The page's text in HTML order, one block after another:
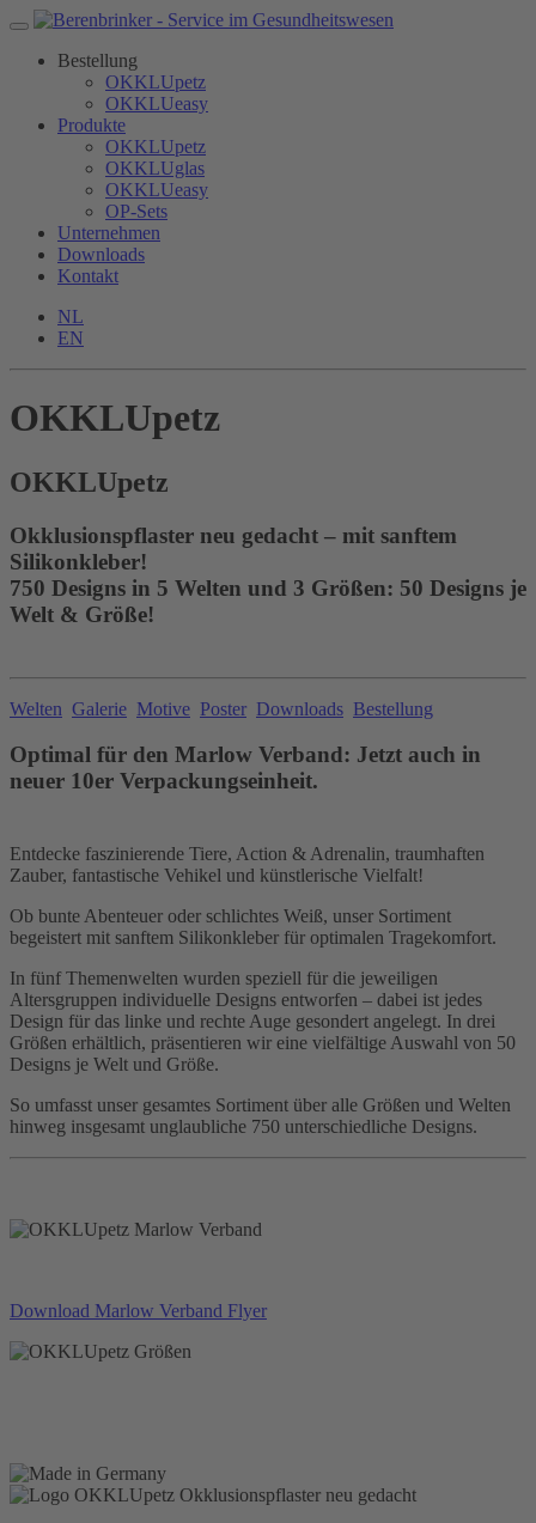
Bestellung
OKKLUpetz
OKKLUeasy
Produkte
OKKLUpetz
OKKLUglas
OKKLUeasy
OP-Sets
Unternehmen
Downloads
Kontakt
NL
EN
OKKLUpetz
OKKLUpetz
Okklusionspflaster neu gedacht – mit sanftem
Silikonkleber!
750 Designs in 5 Welten und 3 Größen: 50 Designs je
Welt & Größe!
Welten Galerie Motive Poster Downloads Bestellung
Optimal für den Marlow Verband: Jetzt auch in
neuer 10er Verpackungseinheit.
Entdecke faszinierende Tiere, Action & Adrenalin, traumhaften
Zauber, fantastische Vehikel und künstlerische Vielfalt!
Ob bunte Abenteuer oder schlichtes Weiß, unser Sortiment
begeistert mit sanftem Silikonkleber für optimalen Tragekomfort.
In fünf Themenwelten wurden speziell für die jeweiligen
Altersgruppen individuelle Designs entworfen – dabei ist jedes
Design für das linke und rechte Auge gesondert angelegt. In drei
Größen erhältlich, präsentieren wir eine vielfältige Auswahl von 50
Designs je Welt und Größe.
So umfasst unser gesamtes Sortiment über alle Größen und Welten
hinweg insgesamt unglaubliche 750 unterschiedliche Designs.
Download Marlow Verband Flyer